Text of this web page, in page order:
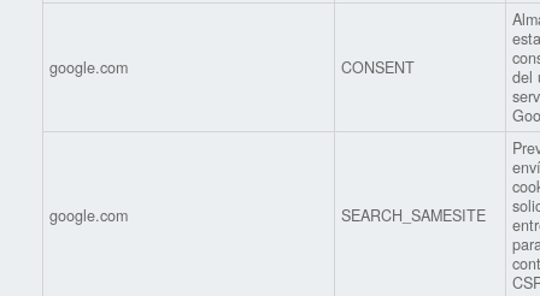
google.com CONSENT
del
google.com SEARCH_SAMESITE